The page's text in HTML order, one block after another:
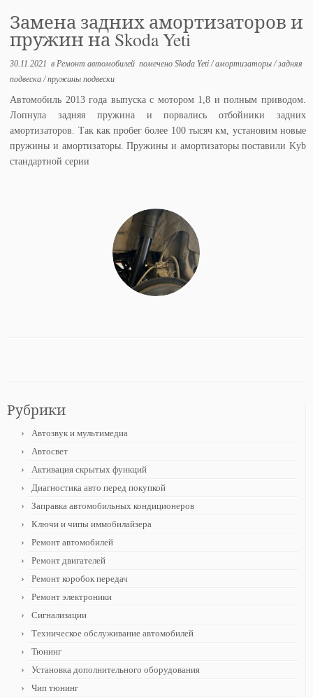
Замена задних амортизаторов и
пружин на Skoda Yeti
30.11.2021 в Ремонт автомобилей помеченоSkoda Yeti/амортизаторы/задняя
подвеска/пружины подвески
Автомобиль 2013 года выпуска с мотором 1,8 и полным приводом.
Лопнула задняя пружина и порвались отбойники задних
амортизаторов. Так как пробег более 100 тысяч км, установим новые
пружины и амортизаторы. Пружины и амортизаторы поставили Kyb
стандартной серии
Рубрики
Автозвук и мультимедиа
Автосвет
Активация скрытых функций
Диагностика авто перед покупкой
Заправка автомобильных кондиционеров
Ключи и чипы иммобилайзера
Ремонт автомобилей
Ремонт двигателей
Ремонт коробок передач
Ремонт электроники
Сигнализации
Техническое обслуживание автомобилей
Тюнинг
Установка дополнительного оборудования
Чип тюнинг